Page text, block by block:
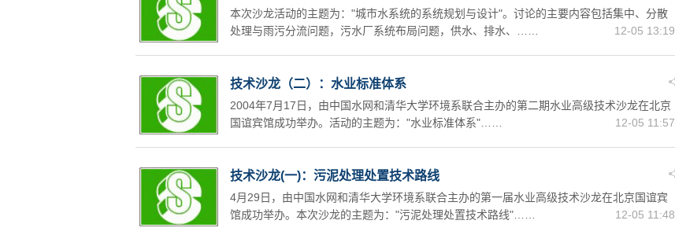
本次沙龙活动的主题为："城市水系统的系统规划与设计"。讨论的主要内容包括集中、分散
处理与雨污分流问题，污水厂系统布局问题，供水、排水、……
12-05 13:19
技术沙龙（二）：水业标准体系
2004年7月17日，由中国水网和清华大学环境系联合主办的第二期水业高级技术沙龙在北京
国谊宾馆成功举办。活动的主题为："水业标准体系"……
12-05 11:57
技术沙龙(一)：污泥处理处置技术路线
4月29日，由中国水网和清华大学环境系联合主办的第一届水业高级技术沙龙在北京国谊宾
馆成功举办。本次沙龙的主题为："污泥处理处置技术路线"……
12-05 11:48